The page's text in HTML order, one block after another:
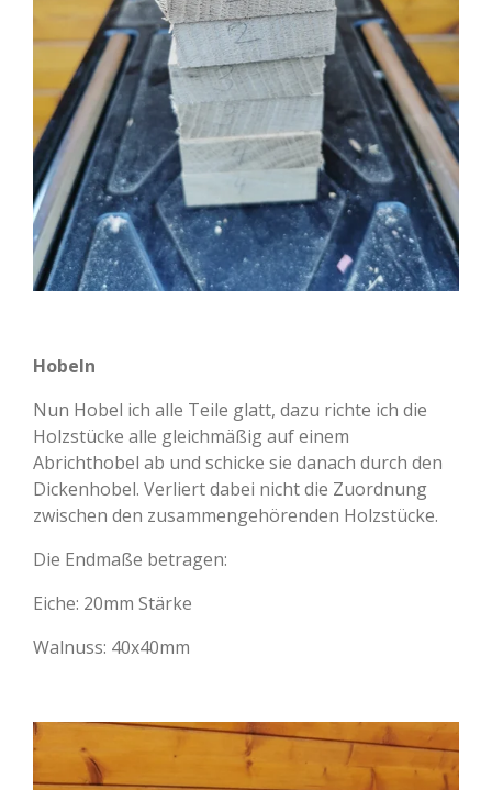
Hobeln
Nun Hobel ich alle Teile glatt, dazu richte ich die
Holzstücke alle gleichmäßig auf einem
Abrichthobel ab und schicke sie danach durch den
Dickenhobel. Verliert dabei nicht die Zuordnung
zwischen den zusammengehörenden Holzstücke.
Die Endmaße betragen:
Eiche: 20mm Stärke
Walnuss: 40x40mm